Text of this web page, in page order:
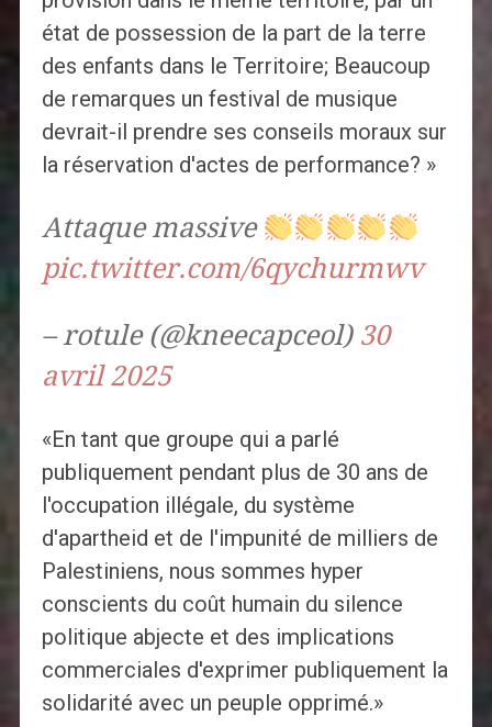
état de possession de la part de la terre
des enfants dans le Territoire; Beaucoup
de remarques un festival de musique
devrait-il prendre ses conseils moraux sur
la réservation d'actes de performance? »
Attaque massive
pic.twitter.com/6qychurmwv
– rotule (@kneecapceol) 30
avril 2025
«En tant que groupe qui a parlé
publiquement pendant plus de 30 ans de
l'occupation illégale, du système
d'apartheid et de l'impunité de milliers de
Palestiniens, nous sommes hyper
conscients du coût humain du silence
politique abjecte et des implications
commerciales d'exprimer publiquement la
solidarité avec un peuple opprimé.»